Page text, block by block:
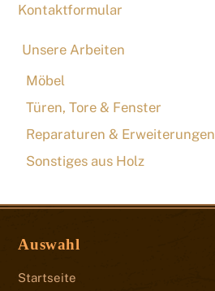
Kontaktformular
Unsere Arbeiten
Möbel
Türen, Tore & Fenster
Reparaturen & Erweiterungen
Sonstiges aus Holz
Auswahl
Startseite